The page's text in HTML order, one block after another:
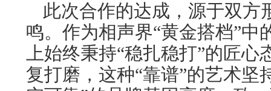
此次合作的达成，源于双方
鸣。作为相声界“黄金搭档”中
上始终秉持“稳扎稳打”的匠心
复打磨，这种“靠谱”的艺术坚